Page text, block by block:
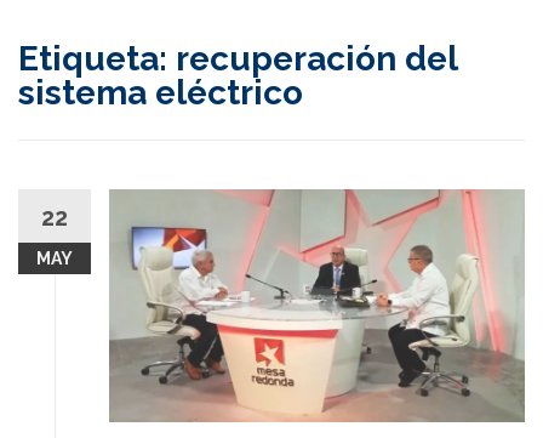
Etiqueta: recuperación del
sistema eléctrico
22
MAY